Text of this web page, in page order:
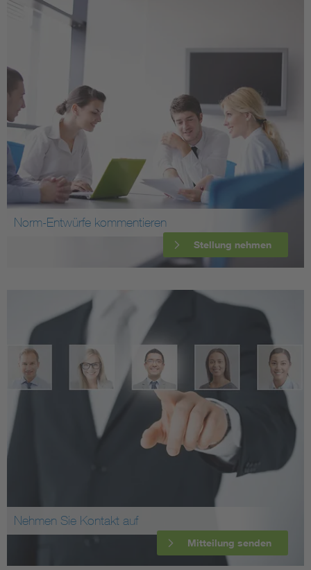
Norm-Entwürfe kommentieren
Stellung nehmen
Nehmen Sie Kontakt auf
Mitteilung senden